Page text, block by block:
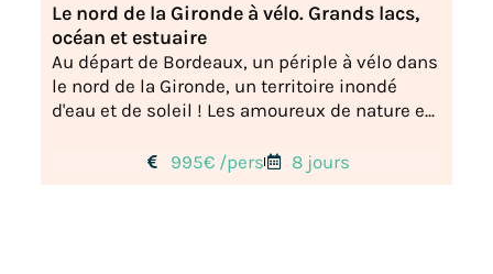
Le nord de la Gironde à vélo. Grands lacs,
océan et estuaire
Au départ de Bordeaux, un périple à vélo dans
le nord de la Gironde, un territoire inondé
d'eau et de soleil ! Les amoureux de nature e...
995€ /pers 8 jours